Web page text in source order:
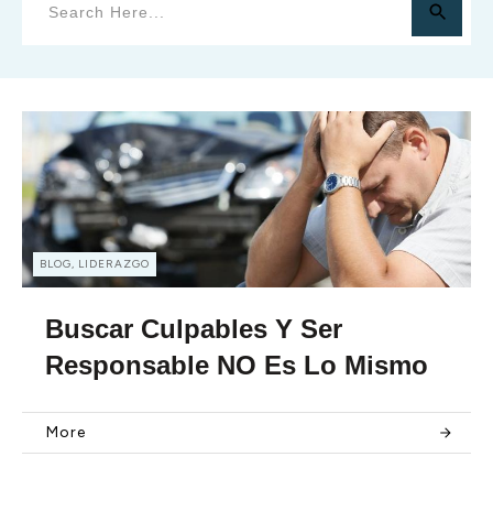
BLOG, LIDERAZGO
Buscar Culpables Y Ser
Responsable NO Es Lo Mismo
More